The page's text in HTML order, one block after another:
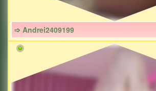
➩ Andrei2409199